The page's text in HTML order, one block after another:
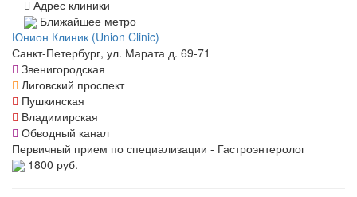
Адрес клиники
Ближайшее метро
Юнион Клиник (Union Clinic)
Санкт-Петербург, ул. Марата д. 69-71
Звенигородская
Лиговский проспект
Пушкинская
Владимирская
Обводный канал
Первичный прием по специализации - Гастроэнтеролог
1800 руб.